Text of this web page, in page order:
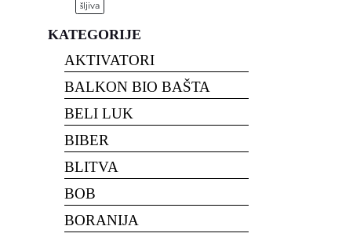
šljiva
KATEGORIJE
AKTIVATORI
BALKON BIO BAŠTA
BELI LUK
BIBER
BLITVA
BOB
BORANIJA